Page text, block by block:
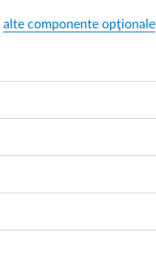
alte componente opţionale